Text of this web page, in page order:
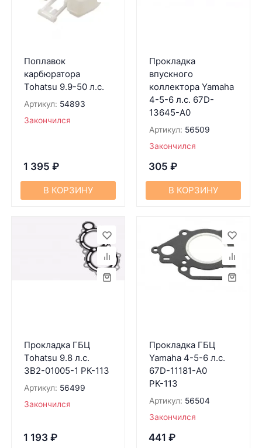
Поплавок
карбюратора
Tohatsu 9.9-50 л.с.
Артикул: 54893
Закончился
1 395 ₽
В КОРЗИНУ
Прокладка
впускного
коллектора Yamaha
4-5-6 л.с. 67D-
13645-A0
Артикул: 56509
Закончился
305 ₽
В КОРЗИНУ
Прокладка ГБЦ
Tohatsu 9.8 л.с.
3B2-01005-1 РК-113
Артикул: 56499
Закончился
1 193 ₽
Прокладка ГБЦ
Yamaha 4-5-6 л.с.
67D-11181-A0
РК-113
Артикул: 56504
Закончился
441 ₽